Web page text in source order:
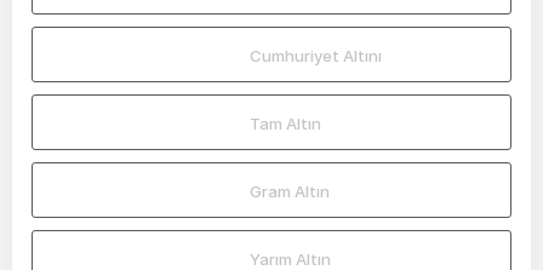
Cumhuriyet Altını
Tam Altın
Gram Altın
Yarım Altın